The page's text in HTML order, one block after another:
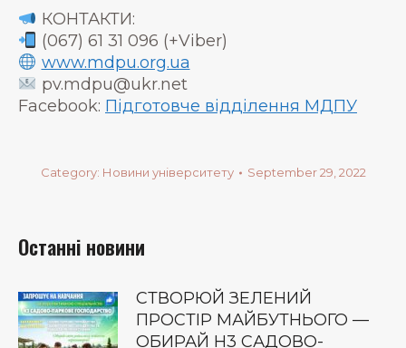
КОНТАКТИ:
(067) 61 31 096 (+Viber)
www.mdpu.org.ua
pv.mdpu@ukr.net
Facebook: Підготовче відділення МДПУ
Category: Новини університету September 29, 2022
Останні новини
СТВОРЮЙ ЗЕЛЕНИЙ
ПРОСТІР МАЙБУТНЬОГО —
ОБИРАЙ Н3 САДОВО-